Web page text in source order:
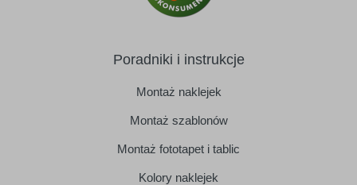
Poradniki i instrukcje
Montaż naklejek
Montaż szablonów
Montaż fototapet i tablic
Kolory naklejek